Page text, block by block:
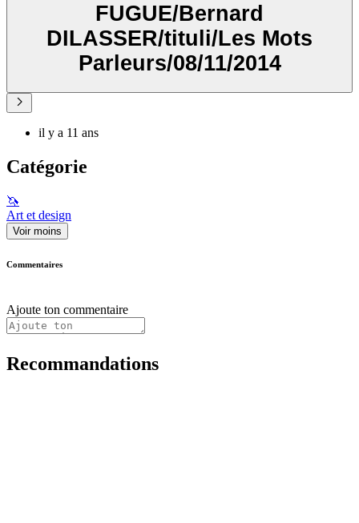
FUGUE/Bernard
DILASSER/tituli/Les Mots
Parleurs/08/11/2014
il y a 11 ans
Catégorie
🦄
Art et design
Voir moins
Commentaires
Ajoute ton commentaire
Recommandations